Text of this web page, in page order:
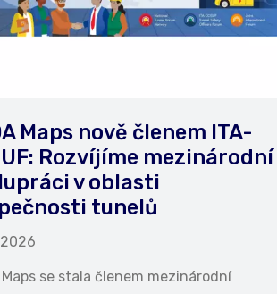
Maps nově členem ITA-
Rozvíjíme mezinárodní
v oblasti
tunelů
Maps se stala členem mezinárodní